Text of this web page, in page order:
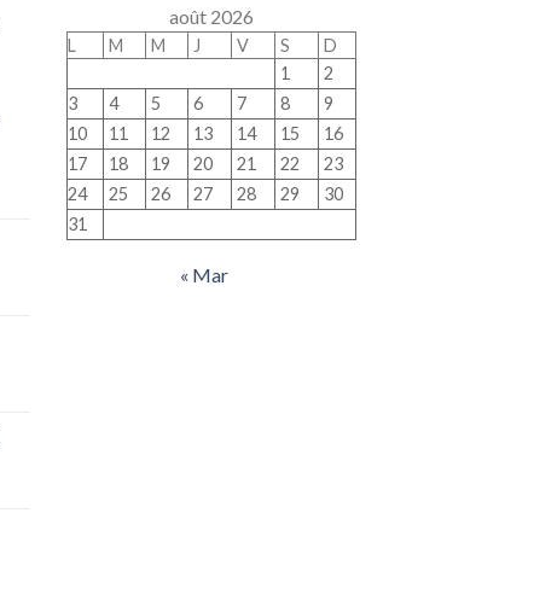
août 2026
L M M J V S
D
1
2
3
4 5 6 7 8
9
10
11 12 13 14 15
16
17
18 19 20 21 22
23
24
25 26 27 28 29
30
31
« Mar